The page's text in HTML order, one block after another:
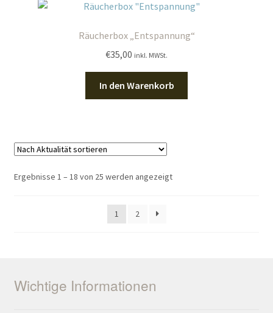
Räucherbox „Entspannung“
€35,00 inkl. MWSt.
In den Warenkorb
Ergebnisse 1 – 18 von 25 werden angezeigtNach
1
2
Wichtige Informationen